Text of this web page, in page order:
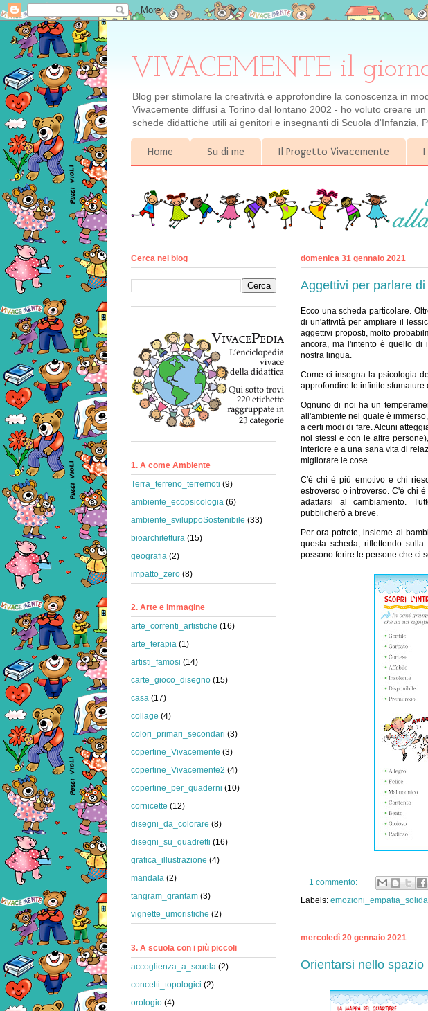
VIVACEMENTE il
Blog per stimolare la creatività e approfondire la conoscenza in
Vivacemente diffusi a Torino dal lontano 2002 - ho voluto creare
schede didattiche utili ai genitori e insegnanti di Scuola d'Infanzia,
Home Su di me Il Progetto Vivacemente I
domenica 31 gennaio 2021
Aggettivi per parlare di
Ecco una scheda particolare.
di un'attività per ampliare il
aggettivi proposti, molto
ancora, ma l'intento è quello di
nostra lingua.
Come ci insegna la psicologia
approfondire le infinite
Ognuno di noi ha un
all'ambiente nel quale è
a certi modi di fare. Alcuni
noi stessi e con le altre
interiore e a una sana vita di
migliorare le cose.
C'è chi è più emotivo e chi
estroverso o introverso. C'è chi
adattarsi al cambiamento.
pubblicherò a breve.
Per ora potrete, insieme ai
questa scheda, riflettendo
possono ferire le persone che ci
1 commento:
Labels:
mercoledì 20 gennaio 2021
Orientarsi nello spazio
Cerca nel blog
1. A come Ambiente
Terra_terreno_terremoti (9)
ambiente_ecopsicologia (6)
ambiente_sviluppoSostenibile (33)
bioarchitettura (15)
geografia (2)
impatto_zero (8)
2. Arte e immagine
arte_correnti_artistiche (16)
arte_terapia (1)
artisti_famosi (14)
carte_gioco_disegno (15)
casa (17)
collage (4)
colori_primari_secondari (3)
copertine_Vivacemente (3)
copertine_Vivacemente2 (4)
copertine_per_quaderni (10)
cornicette (12)
disegni_da_colorare (8)
disegni_su_quadretti (16)
grafica_illustrazione (4)
mandala (2)
tangram_grantam (3)
vignette_umoristiche (2)
3. A scuola con i più piccoli
accoglienza_a_scuola (2)
concetti_topologici (2)
orologio (4)